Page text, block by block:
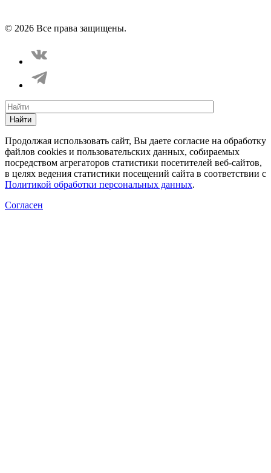
© 2026 Все права защищены.
Найти
Продолжая использовать сайт, Вы даете согласие на обработку
файлов cookies и пользовательских данных, собираемых
посредством агрегаторов статистики посетителей веб-сайтов,
в целях ведения статистики посещений сайта в соответствии с
Политикой обработки персональных данных.
Согласен